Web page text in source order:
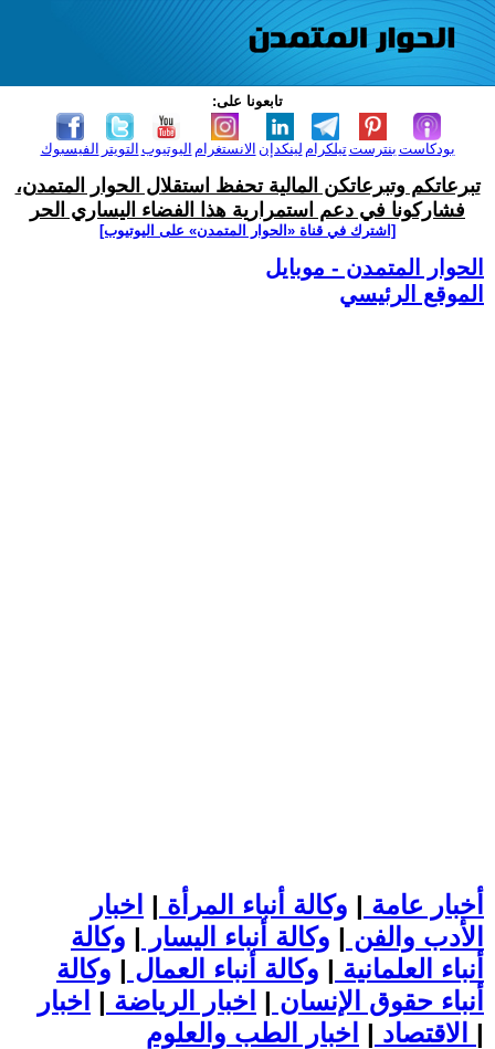
تابعونا على:
الفيسبوك التويتر اليوتيوب الانستغرام لينكدإن تيلكرامبنترست بودكاست
تبرعاتكم وتبرعاتكن المالية تحفظ استقلال الحوار المتمدن،
فشاركونا في دعم استمرارية هذا الفضاء اليساري الحر
[اشترك في قناة ‫«الحوار المتمدن» على اليوتيوب]
الحوار المتمدن - موبايل
الموقع الرئيسي
أخبار عامة | وكالة أنباء المرأة | اخبار
الأدب والفن | وكالة أنباء اليسار | وكالة
أنباء العلمانية | وكالة أنباء العمال | وكالة
أنباء حقوق الإنسان | اخبار الرياضة | اخبار
الاقتصاد | |